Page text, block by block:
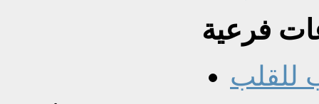
فرعية
للقلب